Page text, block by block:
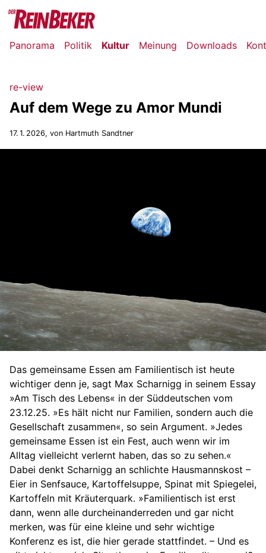
Panorama Politik Kultur Meinung Downloads
re-view
Auf dem Wege zu Amor Mundi
17. 1. 2026, von Hartmuth Sandtner
Das gemeinsame Essen am Familientisch ist heute
wichtiger denn je, sagt Max Scharnigg in seinem Essay
»Am Tisch des Lebens« in der Süddeutschen vom
23.12.25. »Es hält nicht nur Familien, sondern auch die
Gesellschaft zusammen«, so sein Argument. »Jedes
gemeinsame Essen ist ein Fest, auch wenn wir im
Alltag vielleicht verlernt haben, das so zu sehen.«
Dabei denkt Scharnigg an schlichte Hausmannskost –
Eier in Senfsauce, Kartoffelsuppe, Spinat mit Spiegelei,
Kartoffeln mit Kräuterquark. »Familientisch ist erst
dann, wenn alle durcheinanderreden und gar nicht
merken, was für eine kleine und sehr wichtige
Konferenz es ist, die hier gerade stattfindet. – Und es